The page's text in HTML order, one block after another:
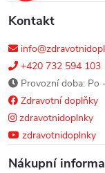
Kontakt
+420 732 594 103
Provozní doba: Po
Zdravotní doplňky
zdravotnidoplnky
zdravotnidoplnky
Nákupní